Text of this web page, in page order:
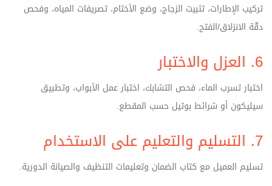
تركيب الإطارات، تثبيت الزجاج، وضع الأختام، تصريفات المياه، وفحص
دقّة الانزلاق/الفتح.
6. العزل والاختبار
اختبار تسرب الماء، فحص التشابك، اختبار عمل الأبواب، وتطبيق
سيليكون أو شرائط بوتيل حسب المقطع.
7. التسليم والتعليم على الاستخدام
تسليم العميل مع كتاب الضمان وتعليمات التنظيف والصيانة الدورية.